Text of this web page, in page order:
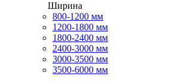
Ширина
800-1200 мм
1200-1800 мм
1800-2400 мм
2400-3000 мм
3000-3500 мм
3500-6000 мм